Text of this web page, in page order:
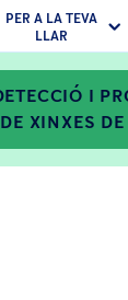
PER A LA TEVA
LLAR
I
XINXES DE